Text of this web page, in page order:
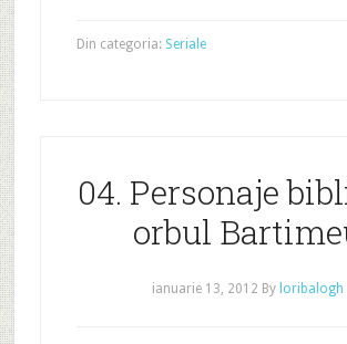
Din categoria: Seriale
04. Personaje
orbul
ianuarie 13, 2012 By loribalogh